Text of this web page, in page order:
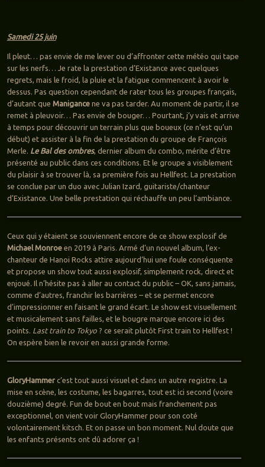
Samedi 25 juin
Il pleut… pas envie de me lever ou d’affronter cette météo qui tape
sur les nerfs… Je rate la prestation d’Existance avec quelques
regrets, mais le froid, la pluie et la fatigue commencent à avoir le
dessus. Pas question cependant de rater tous les groupes français,
d’autant que Manigancene va pas tarder. Au moment de partir, il se
remet à pleuvoir… Pas envie de bouger… Pourtant, j’y vais et arrive
à temps pour découvrir un terrain plus que boueux (ce n’est qu’un
début) et assister à la fin de la prestation du groupe de François
Merle. Le Bal des ombres, dernier album du combo, mérite d’être
présenté au public dans ces conditions. Et le groupe a visiblement
du plaisir à se trouver là, sa première fois au Hellfest. La prestation
se conclue par un duo avec Julian Izard, guitariste/chanteur
d’Existance. Une belle prestation qui réchauffe un peu l’ambiance.
Ceux qui y étaient se souviennent encore de ce show explosif de
Michael Monroeen 2019 à Paris. Armé d’un nouvel album, l’ex-
chanteur de Hanoi Rocks attire aujourd’hui une foule conséquente
et propose un show tout aussi explosif, simplement rock, direct et
enjoué. Il n’hésite pas à aller au contact du public – OK, sans jamais,
comme d’autres, franchir les barrières – et se permet encore
d’impressionner en faisant le grand écart. Le show est visuellement
et musicalement sans failles, et le bougre marque encore ici des
points. Last train to Tokyo? ce serait plutôt First train to Hellfest !
On espère bien le revoir en aussi grande forme.
GloryHammerc’est tout aussi visuel et dans un autre registre. La
mise en scène, les costume, les bagarres, tout est ici second (voire
douzième) degré. Fun de bout en bout mais franchement pas
exceptionnel, on vient voir GloryHammer pour son coté
volontairement kitsch. Et on passe un bon moment. Nul doute que
les enfants présents ont dû adorer ça !